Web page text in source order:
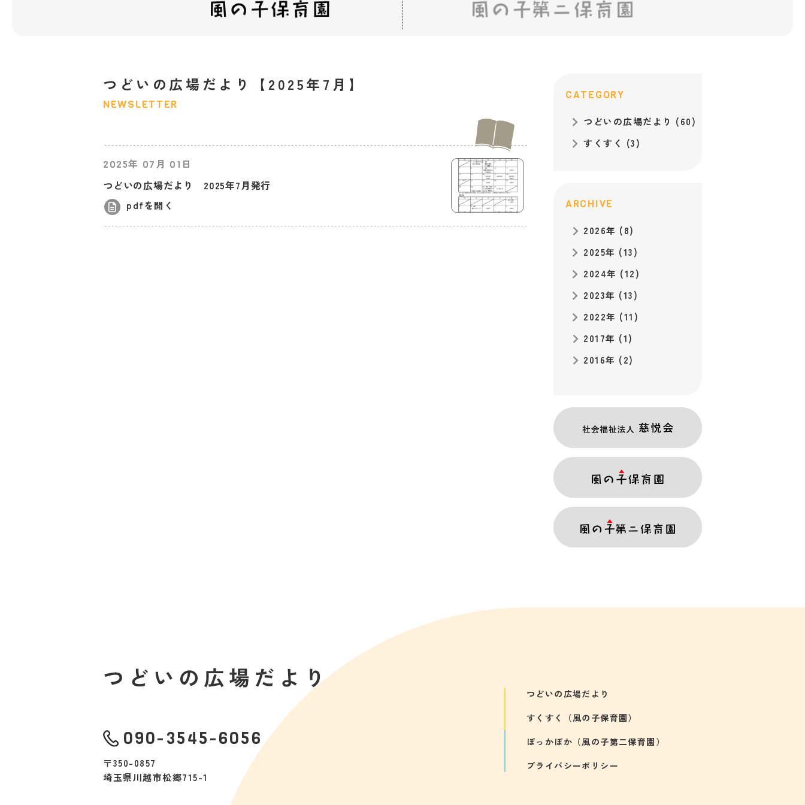
つどいの広場だより【2025年7月】
NEWSLETTER
2025年 07 月 01 日
つどいの広場だより 2025年7月発行
pdfを開く
CATEGORY
つどいの広場だより (60)
すくすく (3)
ARCHIVE
2026年 (8)
2025年 (13)
2024年 (12)
2023年 (13)
2022年 (11)
2017年 (1)
2016年 (2)
090-3545-6056
〒350-0857
埼玉県川越市松郷715-1
つどいの広場だより
すくすく（風の子保育園）
ぽっかぽか（風の子第二保育園）
プライバシーポリシー